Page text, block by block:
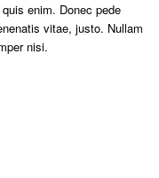
enim. Donec pede
vitae, justo. Nullam
nisi.